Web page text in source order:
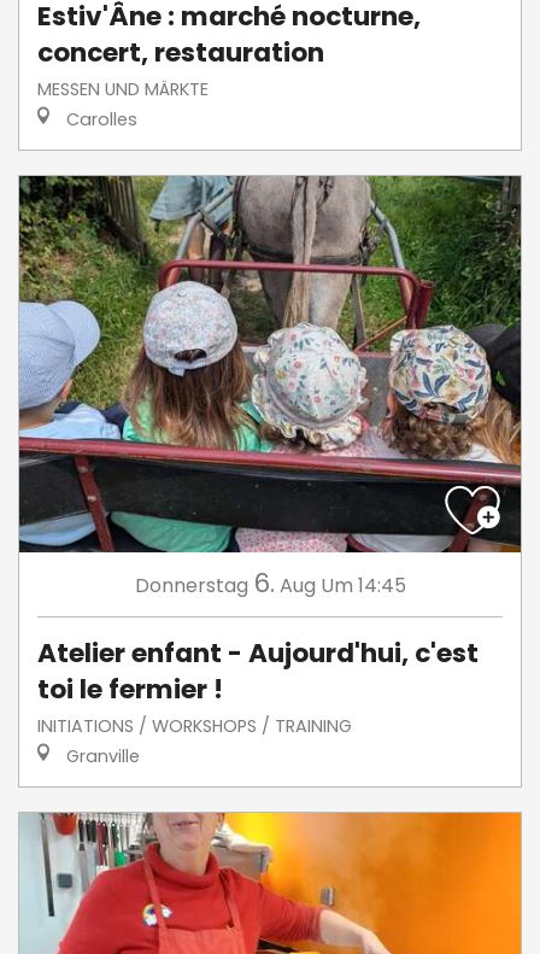
Estiv'Âne : marché nocturne,
concert, restauration
MESSEN UND MÄRKTE
Carolles
Donnerstag 6. Aug Um 14:45
Atelier enfant - Aujourd'hui, c'est
toi le fermier !
INITIATIONS / WORKSHOPS / TRAINING
Granville